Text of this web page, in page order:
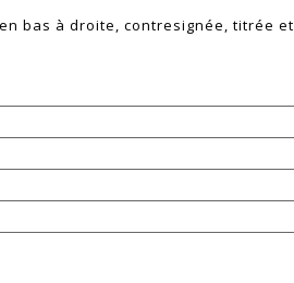
bas à droite, contresignée, titrée et